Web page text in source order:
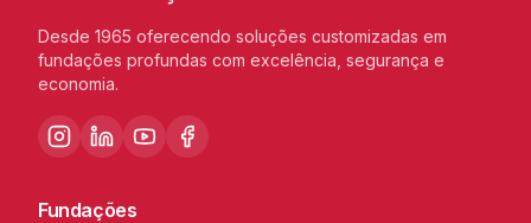
Desde 1965 oferecendo soluções customizadas em
fundações profundas com excelência, segurança e
economia.
Fundações